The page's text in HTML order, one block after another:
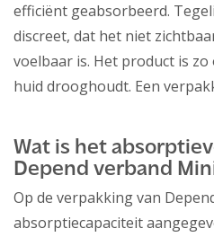
efficiënt geabsorbeerd.
discreet, dat het niet
voelbaar is. Het product is
huid drooghoudt. Een
Wat is het
Depend verband
Op de verpakking van
absorptiecapaciteit